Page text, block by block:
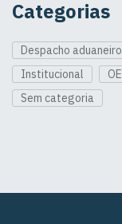
Categorias
Despacho aduaneiro
Institucional
Sem categoria